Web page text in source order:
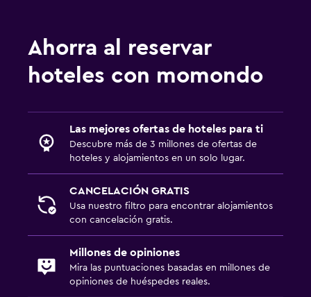
Ahorra al reservar
hoteles con momondo
Las mejores ofertas de hoteles para ti
Descubre más de 3 millones de ofertas de
hoteles y alojamientos en un solo lugar.
CANCELACIÓN GRATIS
Usa nuestro filtro para encontrar alojamientos
con cancelación gratis.
Millones de opiniones
Mira las puntuaciones basadas en millones de
opiniones de huéspedes reales.